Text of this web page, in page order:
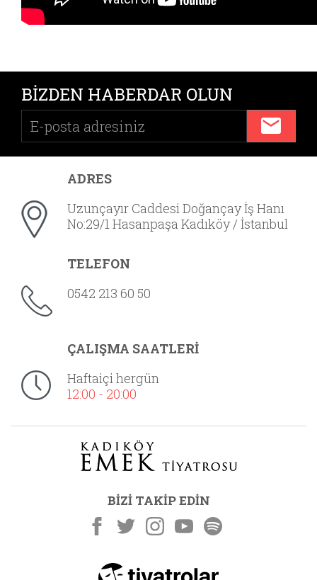
BİZDEN HABERDAR OLUN
ADRES
Uzunçayır Caddesi Doğançay İş Hanı
No:29/1 Hasanpaşa Kadıköy / İstanbul
TELEFON
0542 213 60 50
ÇALIŞMA SAATLERİ
Haftaiçi hergün
12:00 - 20:00
BİZİ TAKİP EDİN